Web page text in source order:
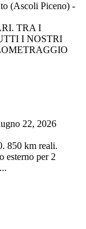
(Ascoli Piceno) -
TRA I
I NOSTRI
22, 2026
850 km reali.
esterno per 2